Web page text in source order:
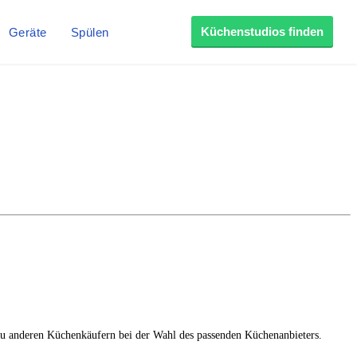
Geräte Spülen Küchenstudios finden
Küchenkäufern bei der Wahl des passenden Küchenanbieters.